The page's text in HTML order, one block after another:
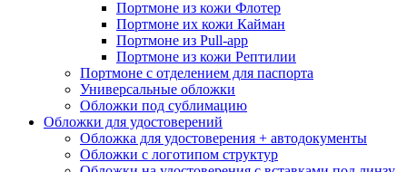
Портмоне из кожи Флотер
Портмоне их кожи Кайман
Портмоне из Pull-app
Портмоне из кожи Рептилии
Портмоне с отделением для паспорта
Универсальные обложки
Обложки под сублимацию
Обложки для удостоверений
Обложка для удостоверения + автодокументы
Обложки с логотипом структур